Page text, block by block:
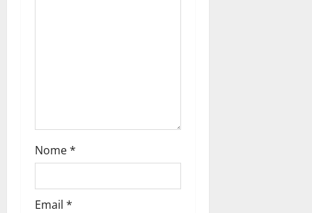
Nome*
Email *